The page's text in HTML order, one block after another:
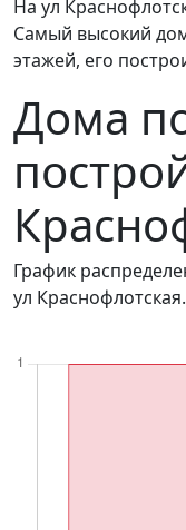
на ул Краснофлотская преобладают здания 1 этажей.
Самый высокий
этажей, его
Дома
График
ул Краснофлотская.